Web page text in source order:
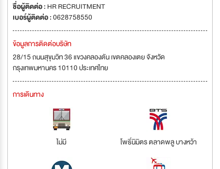
ชื่อผู้ติดต่อ : HR RECRUITMENT
เบอร์ผู้ติดต่อ :0628758550
ข้อมูลการติดต่อบริษัท
28/15 ถนนสุขุมวิท 36 แขวงคลองตัน เขตคลองเตย จังหวัด
กรุงเทพมหานคร 10110 ประเทศไทย
การเดินทาง
ไม่มี โพธิ์นิมิตร ตลาดพลู บางหว้า